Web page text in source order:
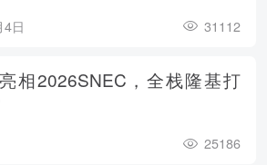
日 31112
相2026SNEC，全栈隆基打
25186